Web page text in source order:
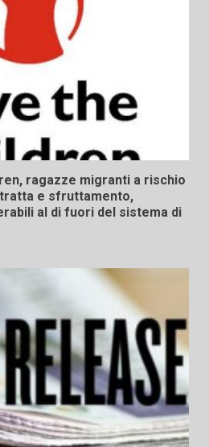
ragazze migranti a rischio
e sfruttamento,
al di fuori del sistema di